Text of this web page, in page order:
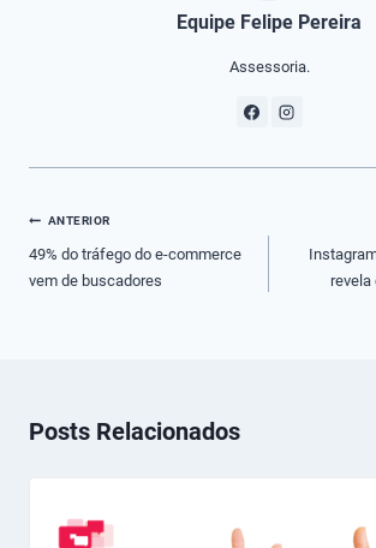
Equipe Felipe Pereira
Assessoria.
Navegação
de
Post
ANTERIOR
49% do tráfego do e-commerce
vem de buscadores
Posts Relacionados